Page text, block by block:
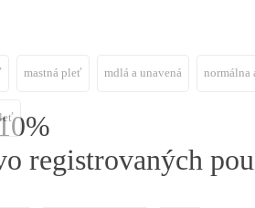
registrovaných
mastná pleť mdlá a unavená normálna